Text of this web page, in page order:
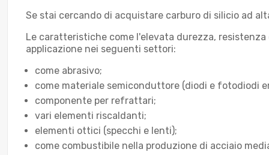
Se stai cercando di acquistare carburo di silicio ad
Le caratteristiche come l'elevata durezza,
applicazione nei seguenti settori:
come abrasivo;
come materiale semiconduttore (diodi e fotodiodi
componente per refrattari;
vari elementi riscaldanti;
elementi ottici (specchi e lenti);
come combustibile nella produzione di acciaio